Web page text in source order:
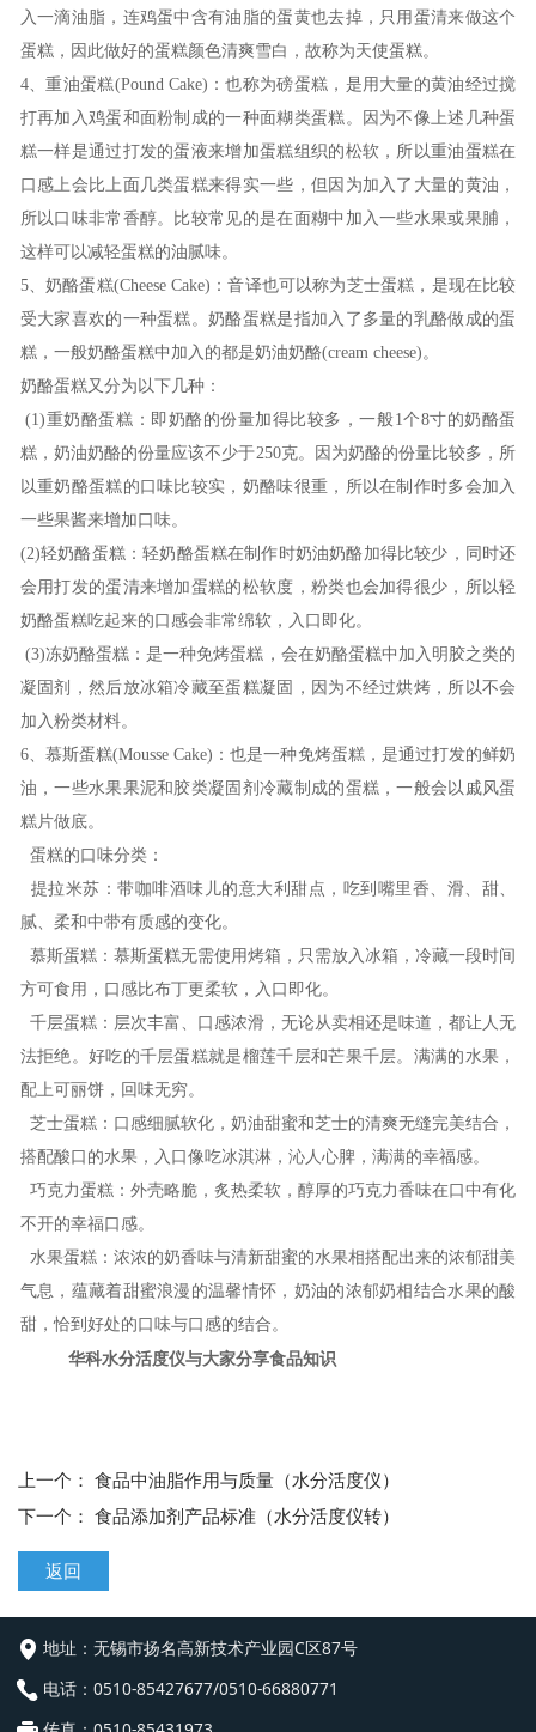
入一滴油脂，连鸡蛋中含有油脂的蛋黄也去掉，只用蛋清来做这个
蛋糕，因此做好的蛋糕颜色清爽雪白，故称为天使蛋糕。
4、重油蛋糕(Pound Cake) ：也称为磅蛋糕，是用大量的黄油经过搅
打再加入鸡蛋和面粉制成的一种面糊类蛋糕。因为不像上述几种蛋
糕一样是通过打发的蛋液来增加蛋糕组织的松软，所以重油蛋糕在
口感上会比上面几类蛋糕来得实一些，但因为加入了大量的黄油，
所以口味非常香醇。比较常见的是在面糊中加入一些水果或果脯，
这样可以减轻蛋糕的油腻味。
5、奶酪蛋糕(Cheese Cake) ：音译也可以称为芝士蛋糕，是现在比较
受大家喜欢的一种蛋糕。奶酪蛋糕是指加入了多量的乳酪做成的蛋
糕，一般奶酪蛋糕中加入的都是奶油奶酪(cream cheese)。
奶酪蛋糕又分为以下几种：
(1)重奶酪蛋糕：即奶酪的份量加得比较多，一般1个8寸的奶酪蛋
糕，奶油奶酪的份量应该不少于250克。因为奶酪的份量比较多，所
以重奶酪蛋糕的口味比较实，奶酪味很重，所以在制作时多会加入
一些果酱来增加口味。
(2)轻奶酪蛋糕：轻奶酪蛋糕在制作时奶油奶酪加得比较少，同时还
会用打发的蛋清来增加蛋糕的松软度，粉类也会加得很少，所以轻
奶酪蛋糕吃起来的口感会非常绵软，入口即化。
(3)冻奶酪蛋糕：是一种免烤蛋糕，会在奶酪蛋糕中加入明胶之类的
凝固剂，然后放冰箱冷藏至蛋糕凝固，因为不经过烘烤，所以不会
加入粉类材料。
6、慕斯蛋糕(Mousse Cake) ：也是一种免烤蛋糕，是通过打发的鲜奶
油，一些水果果泥和胶类凝固剂冷藏制成的蛋糕，一般会以戚风蛋
糕片做底。
蛋糕的口味分类：
提拉米苏：带咖啡酒味儿的意大利甜点，吃到嘴里香、滑、甜、
腻、柔和中带有质感的变化。
慕斯蛋糕：慕斯蛋糕无需使用烤箱，只需放入冰箱，冷藏一段时间
方可食用，口感比布丁更柔软，入口即化。
千层蛋糕：层次丰富、口感浓滑，无论从卖相还是味道，都让人无
法拒绝。好吃的千层蛋糕就是榴莲千层和芒果千层。满满的水果，
配上可丽饼，回味无穷。
芝士蛋糕：口感细腻软化，奶油甜蜜和芝士的清爽无缝完美结合，
搭配酸口的水果，入口像吃冰淇淋，沁人心脾，满满的幸福感。
巧克力蛋糕：外壳略脆，炙热柔软，醇厚的巧克力香味在口中有化
不开的幸福口感。
水果蛋糕：浓浓的奶香味与清新甜蜜的水果相搭配出来的浓郁甜美
气息，蕴藏着甜蜜浪漫的温馨情怀，奶油的浓郁奶相结合水果的酸
甜，恰到好处的口味与口感的结合。
华科水分活度仪与大家分享食品知识
上一个：食品中油脂作用与质量（水分活度仪）
下一个：食品添加剂产品标准（水分活度仪转）
返回
地址： 无锡市扬名高新技术产业园C区87号
电话： 0510-85427677/0510-66880771